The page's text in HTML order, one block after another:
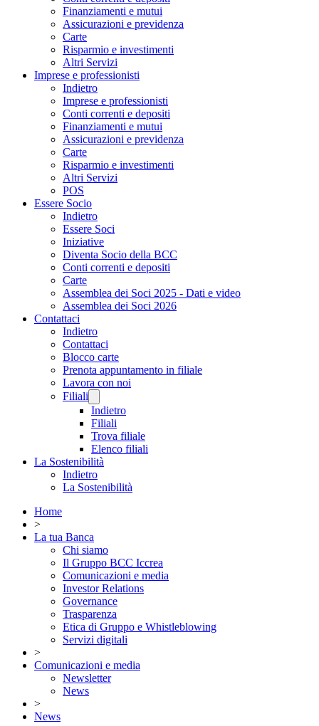
Finanziamenti e mutui
Assicurazioni e previdenza
Carte
Risparmio e investimenti
Altri Servizi
Imprese e professionisti
Indietro
Imprese e professionisti
Conti correnti e depositi
Finanziamenti e mutui
Assicurazioni e previdenza
Carte
Risparmio e investimenti
Altri Servizi
POS
Essere Socio
Indietro
Essere Soci
Iniziative
Diventa Socio della BCC
Conti correnti e depositi
Carte
Assemblea dei Soci 2025 - Dati e video
Assemblea dei Soci 2026
Contattaci
Indietro
Contattaci
Blocco carte
Prenota appuntamento in filiale
Lavora con noi
Filiali
Indietro
Filiali
Trova filiale
Elenco filiali
La Sostenibilità
Indietro
La Sostenibilità
Home
>
La tua Banca
Chi siamo
Il Gruppo BCC Iccrea
Comunicazioni e media
Investor Relations
Governance
Trasparenza
Etica di Gruppo e Whistleblowing
Servizi digitali
>
Comunicazioni e media
Newsletter
News
>
News